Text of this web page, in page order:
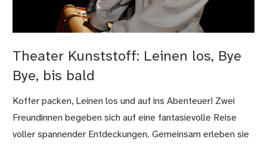
Theater Kunststoff: Leinen los, Bye
Bye, bis bald
Koffer packen, Leinen los und auf ins Abenteuer! Zwei
Freundinnen begeben sich auf eine fantasievolle Reise
voller spannender Entdeckungen. Gemeinsam erleben sie